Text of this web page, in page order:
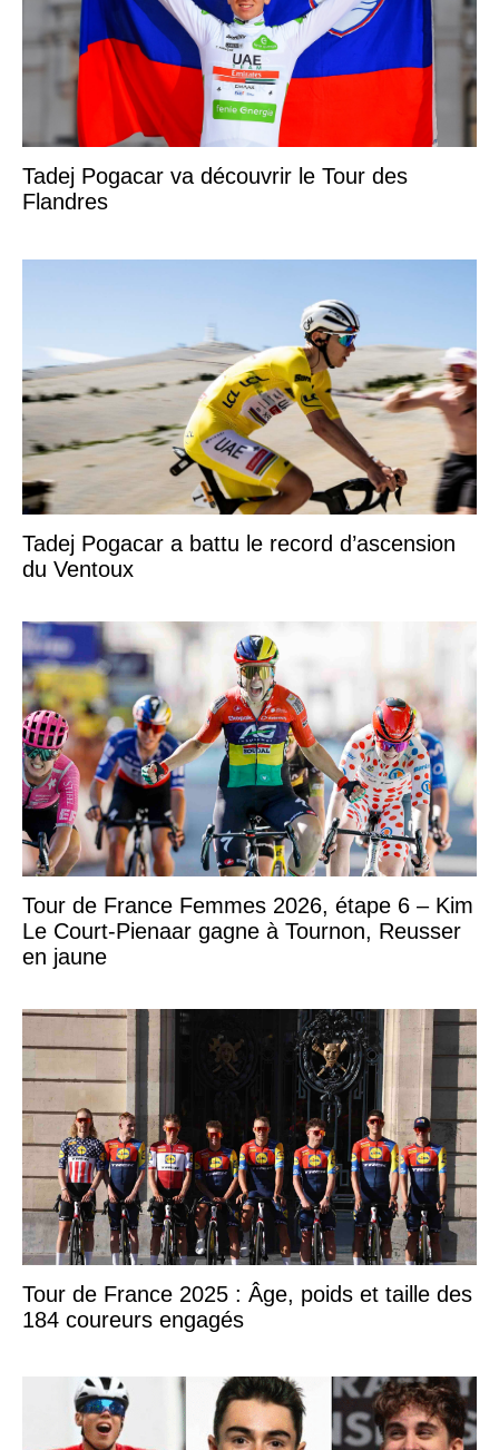
Tadej Pogacar va découvrir le Tour des
Flandres
Tadej Pogacar a battu le record d’ascension
du Ventoux
Tour de France Femmes 2026, étape 6 – Kim
Le Court-Pienaar gagne à Tournon, Reusser
en jaune
Tour de France 2025 : Âge, poids et taille des
184 coureurs engagés